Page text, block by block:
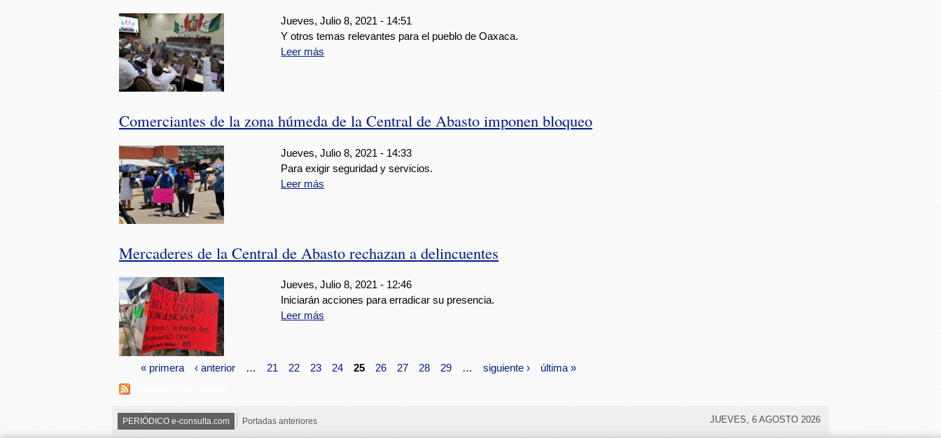
Jueves, Julio 8, 2021 - 14:51
Y otros temas relevantes para el pueblo de Oaxaca.
Leer más
Comerciantes de la zona húmeda de la Central de Abasto imponen bloqueo
Jueves, Julio 8, 2021 - 14:33
Para exigir seguridad y servicios.
Leer más
Mercaderes de la Central de Abasto rechazan a delincuentes
Jueves, Julio 8, 2021 - 12:46
Iniciarán acciones para erradicar su presencia.
Leer más
« primera ‹ anterior … 21 22 23 24 25 26 27 28 29 … siguiente › última »
PERIÓDICO e-consulta.com Portadas anteriores JUEVES, 6 AGOSTO 2026